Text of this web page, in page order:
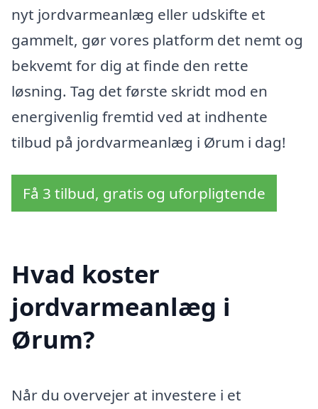
nyt jordvarmeanlæg eller udskifte et
gammelt, gør vores platform det nemt og
bekvemt for dig at finde den rette
løsning. Tag det første skridt mod en
energivenlig fremtid ved at indhente
tilbud på jordvarmeanlæg i Ørum i dag!
Få 3 tilbud, gratis og uforpligtende
Hvad koster
jordvarmeanlæg i
Ørum?
Når du overvejer at investere i et